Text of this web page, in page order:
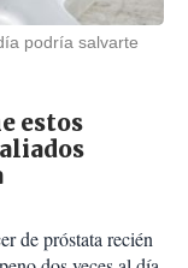
podría salvarte
estos
de próstata recién